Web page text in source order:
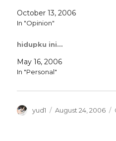
October 13, 2006
In "Opinion"
hidupku ini…
May 16, 2006
In "Personal"
Author
yud1
Posted
August 24, 2006